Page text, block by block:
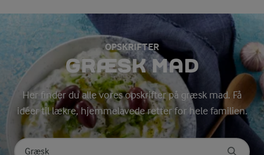
OPSKRIFTER
GRÆSK MAD
Her finder du alle vores opskrifter på græsk mad. Få
idéer til lækre, hjemmelavede retter for hele familien.